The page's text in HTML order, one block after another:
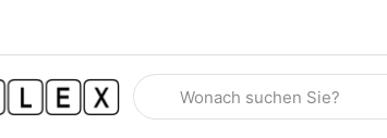
Geben Sie einen Suchbegriff